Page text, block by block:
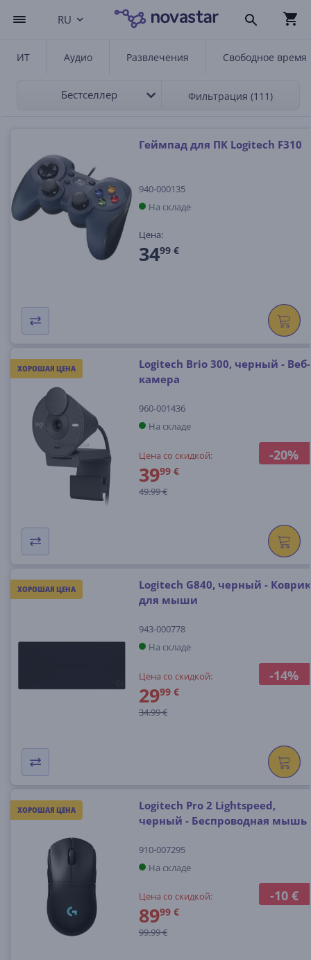
RU
ИТ Аудио Развлечения Свободное время
Бестселлер Фильтрация (111)
Геймпад для ПК Logitech F310
940-000135
На складе
Цена:
3499 €
ХОРОШАЯ ЦЕНА
-20%
Logitech Brio 300, черный - Веб-
камера
960-001436
На складе
Цена со скидкой:
3999 €
49.99 €
ХОРОШАЯ ЦЕНА
-14%
Logitech G840, черный - Коврик
для мыши
943-000778
На складе
Цена со скидкой:
2999 €
34.99 €
ХОРОШАЯ ЦЕНА
-10 €
Logitech Pro 2 Lightspeed,
черный - Беспроводная мышь
910-007295
На складе
Цена со скидкой:
8999 €
99.99 €